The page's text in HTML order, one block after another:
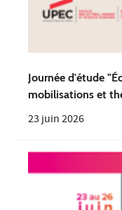
Journée d'étude
mobilisations et
23 juin 2026